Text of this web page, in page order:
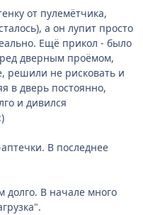
от пулемётчика,
а он лупит просто
Ещё прикол - было
дверным проёмом,
решили не рисковать и
в дверь постоянно,
и дивился
В последнее
В начале много